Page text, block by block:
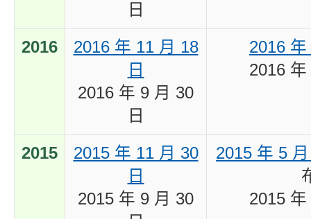
日
2016
2016 年 11 月 18
日
2016 年 9 月 30
日
2016
2016
2015
2015 年 11 月 30
日
2015 年 9 月 30
2015 年 5
2015